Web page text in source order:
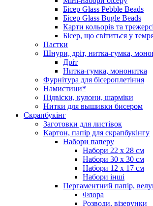
Бісер Glass Pebble Beads
Бісер Glass Bugle Beads
Карти кольорів та
Бісер, що світиться у
Паєтки
Шнури, дріт, нитка-гумка,
Дріт
Нитка-гумка, мононитка
Фурнітура для бісероплетіння
Намистини*
Підвіски, кулони, шарміки
Нитки для вышивки бисером
Скрапбукінг
Заготовки для листівок
Картон, папір для скрапбукінгу
Набори паперу
Набори 22 х 28 см
Набори 30 х 30 см
Набори 12 х 17 см
Набори інші
Пергаментний папір,
Флора
Розводи, візерунки